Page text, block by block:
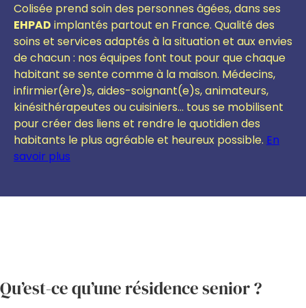
Colisée prend soin des personnes âgées, dans ses
EHPAD implantés partout en France. Qualité des
soins et services adaptés à la situation et aux envies
de chacun : nos équipes font tout pour que chaque
habitant se sente comme à la maison. Médecins,
infirmier(ère)s, aides-soignant(e)s, animateurs,
kinésithérapeutes ou cuisiniers… tous se mobilisent
pour créer des liens et rendre le quotidien des
habitants le plus agréable et heureux possible. En
savoir plus
Qu’est-ce qu’une résidence senior ?